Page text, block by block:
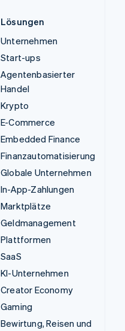
Lösungen
Unternehmen
Start-ups
Agentenbasierter
Handel
Krypto
E-Commerce
Embedded Finance
Finanzautomatisierung
Globale Unternehmen
In-App-Zahlungen
Marktplätze
Geldmanagement
Plattformen
SaaS
KI-Unternehmen
Creator Economy
Gaming
Bewirtung, Reisen und